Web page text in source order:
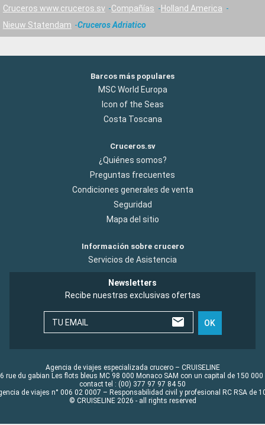
Cruceros www.cruceros.sv Compañías
Holland America
Nieuw Statendam
Cruceros Adriatico
Barcos más populares
MSC World Europa
Icon of the Seas
Costa Toscana
Cruceros.sv
¿Quiénes somos?
Preguntas frecuentes
Condiciones generales de venta
Seguridad
Mapa del sitio
Información sobre crucero
Servicios de Asistencia
Newsletters
Recibe nuestras exclusivas ofertas
TU EMAIL OK
Agencia de viajes especializada crucero – CRUISELINE
rue du gabian Les flots bleus MC 98 000 Monaco SAM con un capital de 150 000
contact tel : (00) 377 97 97 84 50
de viajes n° 006 02 0007 – Responsabilidad civil y profesional RC RSA de
© CRUISELINE 2026 - all rights reserved